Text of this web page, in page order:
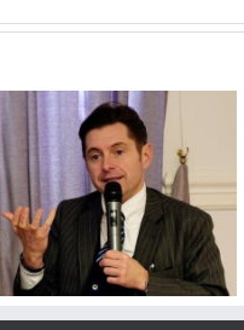
ANCI – Il Piano Casa è
un’opportunità per i Comuni